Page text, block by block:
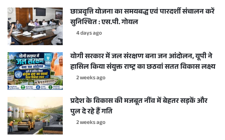
छात्रवृत्ति योजना का समयबद्ध एवं पारदर्शी संचालन करें
सुनिश्चित : एस.पी. गोयल
4 days ago
योगी सरकार में जल संरक्षण बना जन आंदोलन, यूपी ने
हासिल किया संयुक्त राष्ट्र का छठवां सतत विकास लक्ष्य
2 weeks ago
प्रदेश के विकास की मजबूत नींव में बेहतर सड़कें और
पुल दे रहे हैं गति
2 weeks ago